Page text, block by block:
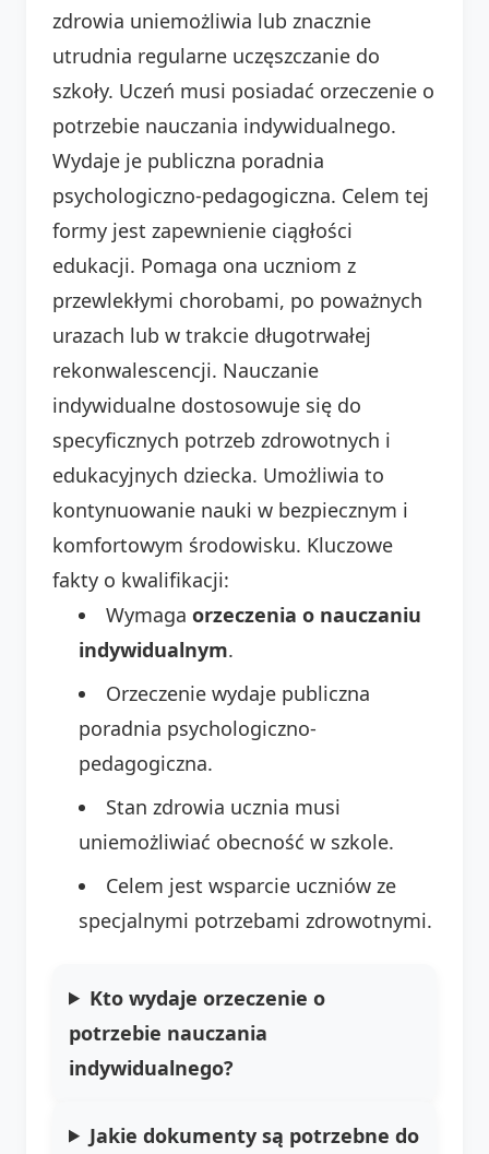
zdrowia uniemożliwia lub znacznie
utrudnia regularne uczęszczanie do
szkoły. Uczeń musi posiadać orzeczenie o
potrzebie nauczania indywidualnego.
Wydaje je publiczna poradnia
psychologiczno-pedagogiczna. Celem tej
formy jest zapewnienie ciągłości
edukacji. Pomaga ona uczniom z
przewlekłymi chorobami, po poważnych
urazach lub w trakcie długotrwałej
rekonwalescencji. Nauczanie
indywidualne dostosowuje się do
specyficznych potrzeb zdrowotnych i
edukacyjnych dziecka. Umożliwia to
kontynuowanie nauki w bezpiecznym i
komfortowym środowisku. Kluczowe
fakty o kwalifikacji:
Wymaga orzeczenia o nauczaniu
indywidualnym.
Orzeczenie wydaje publiczna
poradnia psychologiczno-
pedagogiczna.
Stan zdrowia ucznia musi
uniemożliwiać obecność w szkole.
Celem jest wsparcie uczniów ze
specjalnymi potrzebami zdrowotnymi.
Kto wydaje orzeczenie o
potrzebie nauczania
indywidualnego?
Jakie dokumenty są potrzebne do